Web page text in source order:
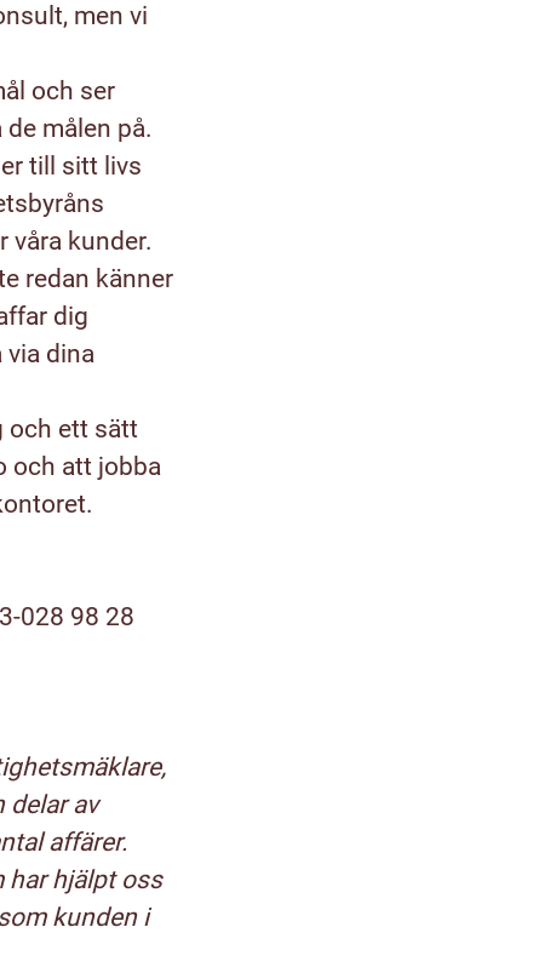
men vi
och ser
målen på.
till sitt livs
våra kunder.
redan känner
dig
via dina
och ett sätt
och att jobba
028 98 28
delar av
affärer.
har hjälpt oss
kunden i